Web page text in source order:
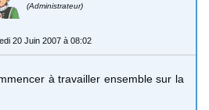
(Administrateur)
20 Juin 2007 à 08:02
à travailler ensemble sur la